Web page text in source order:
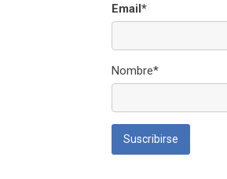
Email*
Nombre*